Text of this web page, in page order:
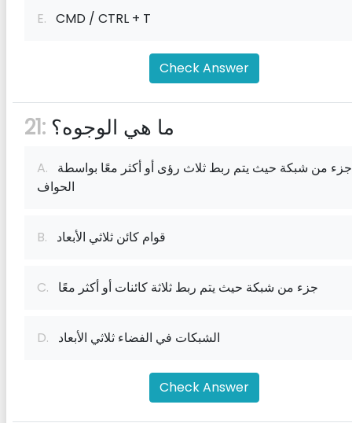
E. CMD / CTRL + T
Check Answer
21: ما هي الوجوه؟
A.
الحواف
B. قوام كائن ثلاثي الأبعاد
C. جزء من شبكة حيث يتم ربط ثلاثة كائنات أو أكثر معًا
D. الشبكات في الفضاء ثلاثي الأبعاد
Check Answer